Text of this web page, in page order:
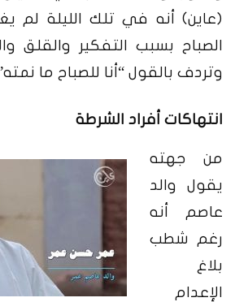
(عاين) أنه في تلك الليلة لم
الصباح بسبب التفكير والقلق
وتردف بالقول “أنا للصباح ما
انتهاكات أفراد الشرطة
من جهته
يقول والد
عاصم أنه
رغم شطب
بلاغ
الإعدام